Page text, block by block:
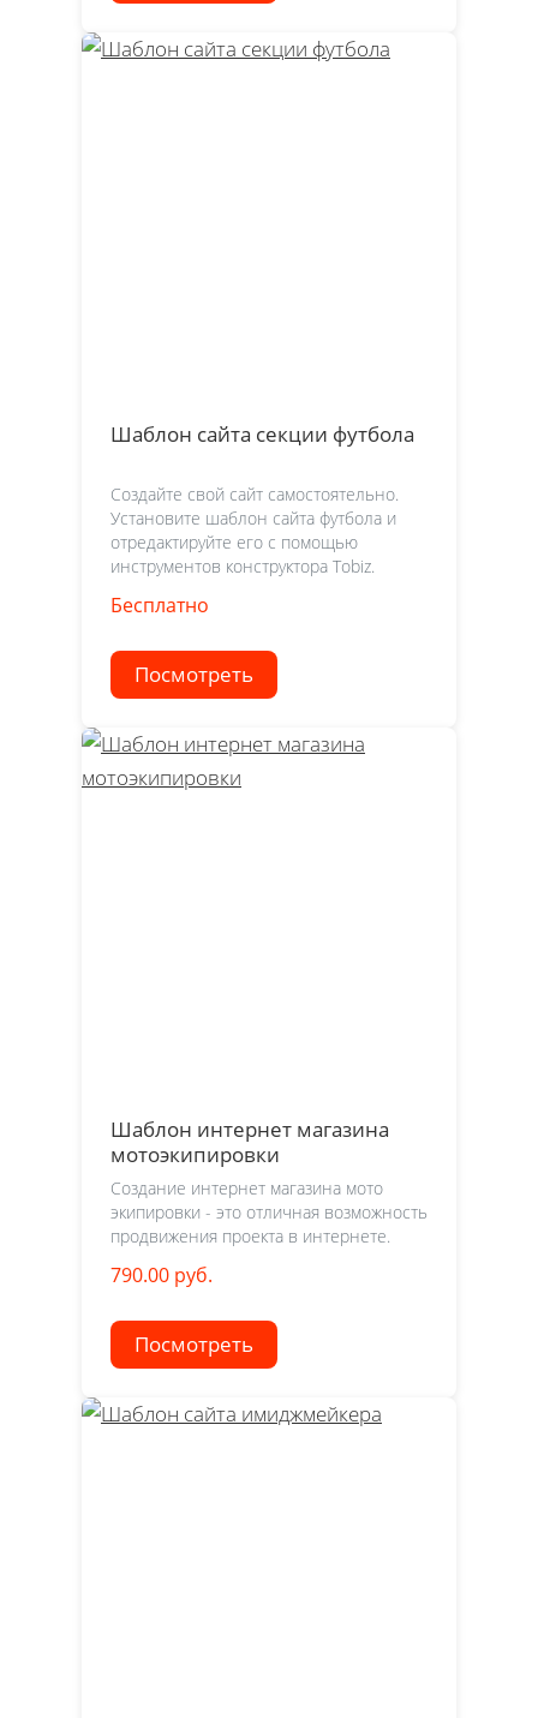
Шаблон сайта секции футбола
Создайте свой сайт самостоятельно.
Установите шаблон сайта футбола и
отредактируйте его с помощью
инструментов конструктора Tobiz.
Бесплатно
Посмотреть
Шаблон интернет магазина
мотоэкипировки
Создание интернет магазина мото
экипировки - это отличная возможность
продвижения проекта в интернете.
790.00 руб.
Посмотреть